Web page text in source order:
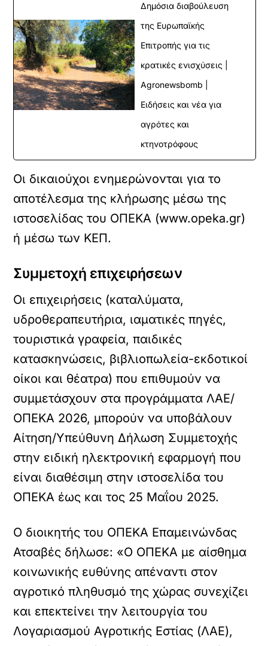
Δημόσια διαβούλευση
της Ευρωπαϊκής
Επιτροπής για τις
κρατικές ενισχύσεις |
Agronewsbomb |
Ειδήσεις και νέα για
αγρότες και
κτηνοτρόφους
Οι δικαιούχοι ενημερώνονται για το
αποτέλεσμα της κλήρωσης μέσω της
ιστοσελίδας του ΟΠΕΚΑ (www.opeka.gr)
ή μέσω των ΚΕΠ.
Συμμετοχή επιχειρήσεων
Οι επιχειρήσεις (καταλύματα,
υδροθεραπευτήρια, ιαματικές πηγές,
τουριστικά γραφεία, παιδικές
κατασκηνώσεις, βιβλιοπωλεία-εκδοτικοί
οίκοι και θέατρα) που επιθυμούν να
συμμετάσχουν στα προγράμματα ΛΑΕ/
ΟΠΕΚΑ 2026, μπορούν να υποβάλουν
Αίτηση/Υπεύθυνη Δήλωση Συμμετοχής
στην ειδική ηλεκτρονική εφαρμογή που
είναι διαθέσιμη στην ιστοσελίδα του
ΟΠΕΚΑ έως και τος 25 Μαΐου 2025.
Ο διοικητής του ΟΠΕΚΑ Επαμεινώνδας
Ατσαβές δήλωσε: «Ο ΟΠΕΚΑ με αίσθημα
κοινωνικής ευθύνης απέναντι στον
αγροτικό πληθυσμό της χώρας συνεχίζει
και επεκτείνει την λειτουργία του
Λογαριασμού Αγροτικής Εστίας (ΛΑΕ),